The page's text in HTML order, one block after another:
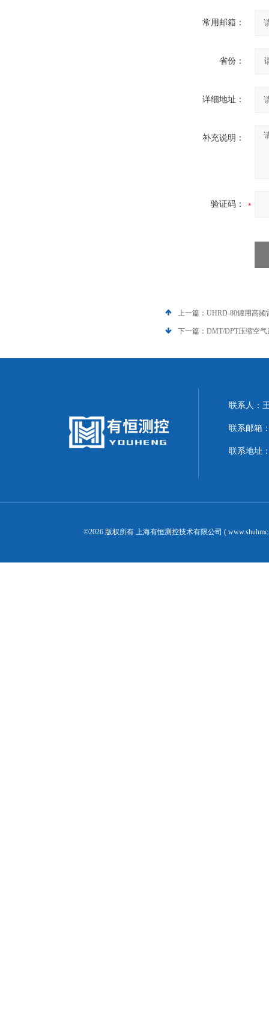
常用邮箱：
省份：
详细地址：
补充说明：
验证码：
上一篇： UHRD-80罐用高频
下一篇： DMT/DPT压缩空
联系人：
联系邮箱
联系地址
©2026 版权所有 上海有恒测控技术有限公司 (